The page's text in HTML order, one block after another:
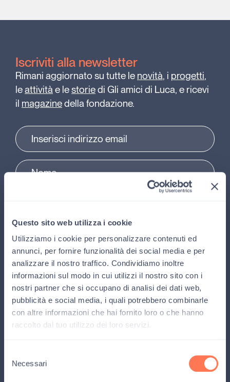
Questo sito web utilizza i cookie
Utilizziamo i cookie per personalizzare contenuti ed
annunci, per fornire funzionalità dei social media e per
analizzare il nostro traffico. Condividiamo inoltre
informazioni sul modo in cui utilizzi il nostro sito con i
nostri partner che si occupano di analisi dei dati web,
pubblicità e social media, i quali potrebbero combinarle
con altre informazioni che hai fornito loro o che hanno
raccolto dal tuo utilizzo dei loro servizi.
delNecessari
Iscriviti alla newsletter
Rimani aggiornato su tutte le novità, i progetti,
leattivitàe lestoriedi Gli amici di Luca, e ricevi
il magazinedella fondazione.
Ambito di interesse
Operatore sanitario Familiare Altro
Privacy Policy*
progetti, le attività e le storie di Gli amici di Luca, e ricevi il
magazine della fondazione.